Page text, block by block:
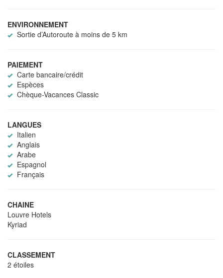
ENVIRONNEMENT
Sortie d’Autoroute à moins de 5 km
PAIEMENT
Carte bancaire/crédit
Espèces
Chèque-Vacances Classic
LANGUES
Italien
Anglais
Arabe
Espagnol
Français
CHAINE
Louvre Hotels
Kyriad
CLASSEMENT
2 étoiles